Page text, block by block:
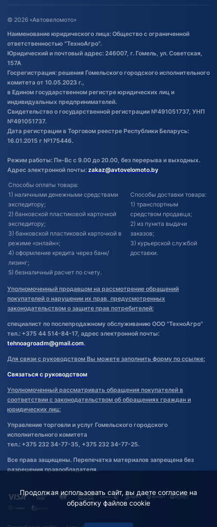
Оставить отзыв
Договор публичной оферты
Обработка файлов cookie
Постановка транспорта на учет
Обновления в ЭПТС 2024
© 2026 «Автовеломото»
Наименование юридического лица: Общество с ограниченной
ответственностью "ТехноАгро".
Юридический и почтовый адрес: 246007, г. Гомель, ул. Советская,
157А
Госрегистрация: решения Гомельского городского исполнительного
комитета от 10.05.2023 г.,
в Едином государственном регистре юридических лиц и
индивидуальных предпринимателей.
Свидетельство о государственной регистрации №491051737, УНП
№491051737.
Дата регистрации в Торговом реестре Республики Беларусь:
16.01.2015 г №175446.
Режим работы: Пн-Вс с 9.00 до 20.00, без перерыва и выходных.
Адрес электронной почты: zakaz@avtovelomoto.by
Способы оплаты товара:
1) наличными денежными средствами
экспедитору;
2) банковской пластиковой карточкой
экспедитору;
3) банковской пластиковой карточкой в
режиме «онлайн»;
4) оформление кредита через банк/
лизинг;
5) безналичный расчет по счету.
Способы доставки товара:
1) транспортным
средством продавца;
2) из пункта выдачи
заказов;
3) курьерской службой
доставки.
Уполномоченный продавцом на рассмотрение обращений
покупателей о нарушении их прав, предусмотренных
законодательством о защите прав потребителей:
специалист по послепродажному обслуживанию ООО "ТехноАгро"
тел.: +375 44 514-84-17, адрес электронной почты:
tehnoagroadm@gmail.com.
Для связи с руководством Вы можете заполнить форму по ссылке:
Связаться с руководством
Уполномоченный рассматривать обращения покупателей в
соответствии с законодательством об обращениях граждан и
юридических лиц:
Управление торговли и услуг Гомельского городского
исполнительного комитета
тел.: +375 232 34-77-35, +375 232 34-77-25.
Все права защищены. Перепечатка материалов запрещена без
разрешения правообладателя.
Продолжая использовать сайт, вы даете согласие на
обработку файлов cookie